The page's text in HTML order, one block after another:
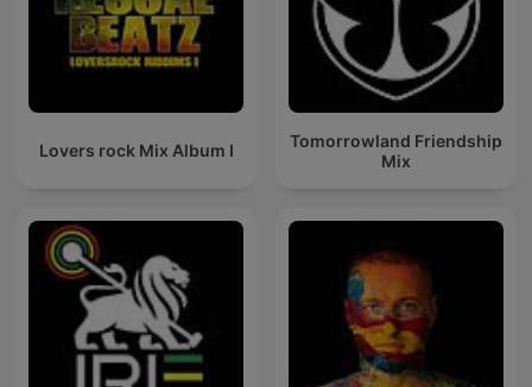
Lovers rock Mix Album I
Tomorrowland Friendship
Mix